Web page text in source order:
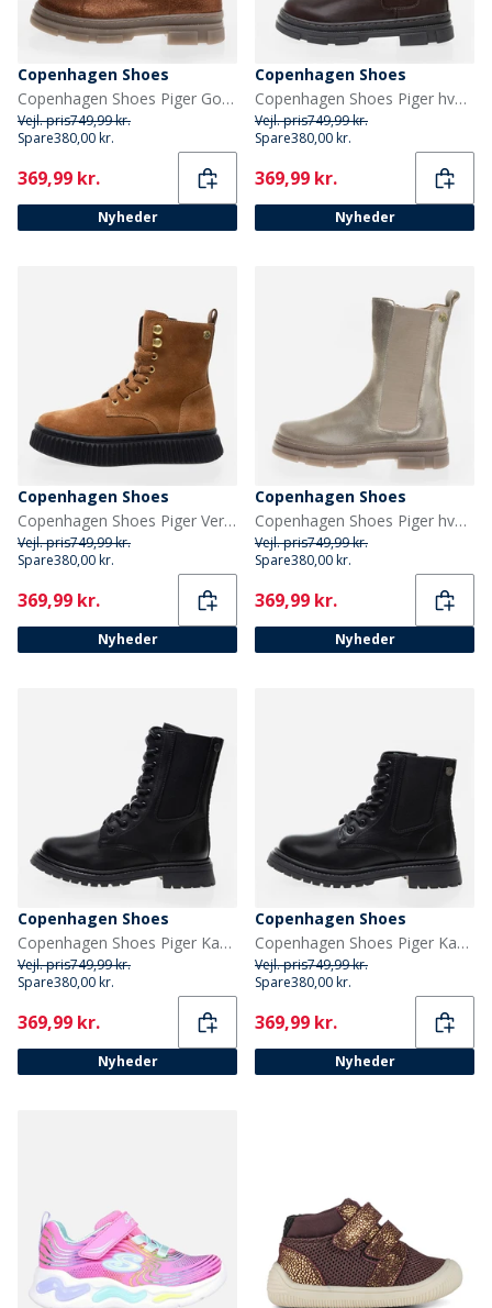
Copenhagen Shoes
Copenhagen Shoes Piger Gode Udseende Piger Lave Støvler 059 Bronze
Vejl. pris749,99 kr.
Spare380,00 kr.
Current
369,99 kr.
Nyheder
Copenhagen Shoes
Copenhagen Shoes Piger hverdag Piger støvler 847 Dark Brown
Vejl. pris749,99 kr.
Spare380,00 kr.
Current
369,99 kr.
Nyheder
Copenhagen Shoes
Copenhagen Shoes Piger Vera Støvler 0241 Cognac
Vejl. pris749,99 kr.
Spare380,00 kr.
Current
369,99 kr.
Nyheder
Copenhagen Shoes
Copenhagen Shoes Piger hverdag Piger støvler 0051 Gold
Vejl. pris749,99 kr.
Spare380,00 kr.
Current
369,99 kr.
Nyheder
Copenhagen Shoes
Copenhagen Shoes Piger Kaylee Høje Støvler 0001 Black
Vejl. pris749,99 kr.
Spare380,00 kr.
Current
369,99 kr.
Nyheder
Copenhagen Shoes
Copenhagen Shoes Piger Kaylee Lave Støvler 0001 Black
Vejl. pris749,99 kr.
Spare380,00 kr.
Current
369,99 kr.
Nyheder